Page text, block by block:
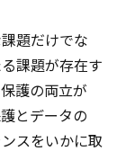
課題だけでな
課題が存在す
保護の両立が
と データの
スをいかに取